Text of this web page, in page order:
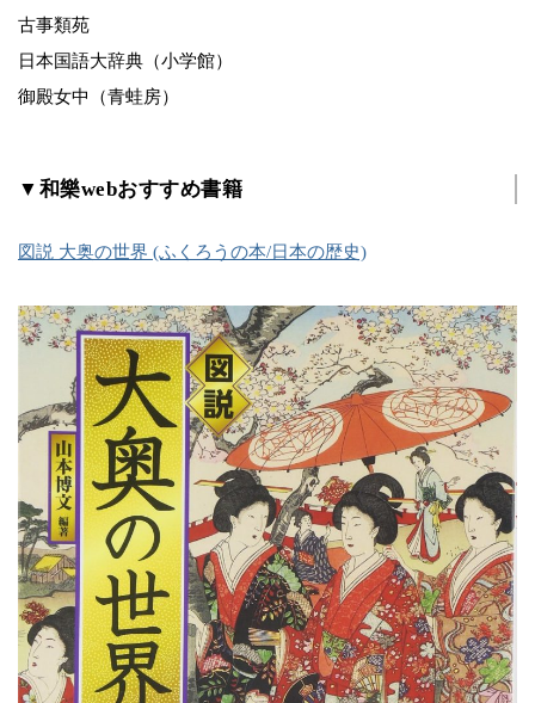
古事類苑
日本国語大辞典（小学館）
御殿女中（青蛙房）
▼和樂webおすすめ書籍
図説 大奥の世界 (ふくろうの本/日本の歴史)